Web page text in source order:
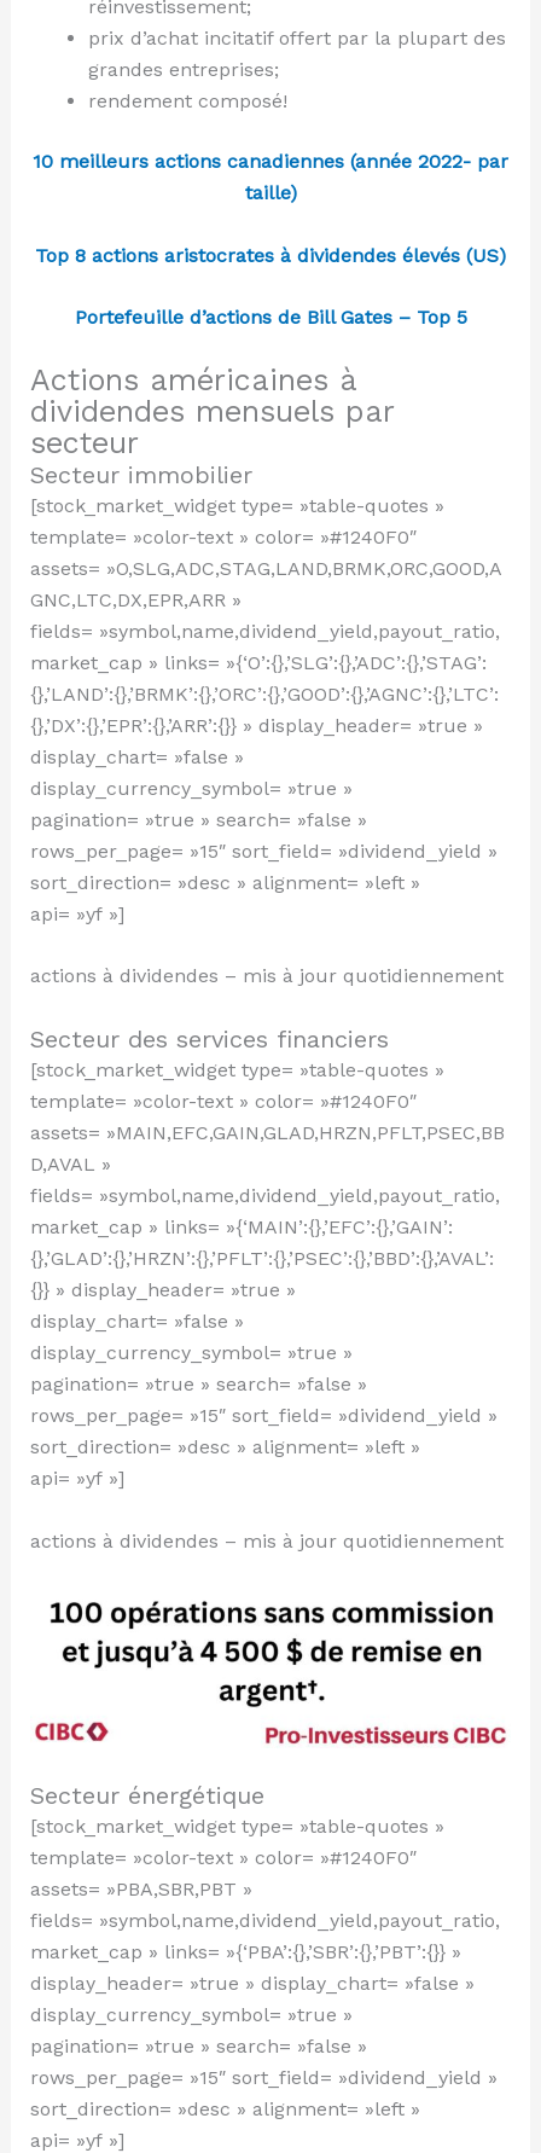
réinvestissement;
prix d’achat incitatif offert par la plupart des
grandes entreprises;
rendement composé!
10 meilleurs actions canadiennes (année 2022- par
taille)
Top 8 actions aristocrates à dividendes élevés (US)
Portefeuille d’actions de Bill Gates – Top 5
Actions américaines à
dividendes mensuels par
secteur
Secteur immobilier
[stock_market_widget type= »table-quotes »
template= »color-text » color= »#1240F0″
assets= »O,SLG,ADC,STAG,LAND,BRMK,ORC,GOOD,A
GNC,LTC,DX,EPR,ARR »
fields= »symbol,name,dividend_yield,payout_ratio,
market_cap » links= »{‘O’:{},’SLG’:{},’ADC’:{},’STAG’:
{},’LAND’:{},’BRMK’:{},’ORC’:{},’GOOD’:{},’AGNC’:{},’LTC’:
{},’DX’:{},’EPR’:{},’ARR’:{}} » display_header= »true »
display_chart= »false »
display_currency_symbol= »true »
pagination= »true » search= »false »
rows_per_page= »15″ sort_field= »dividend_yield »
sort_direction= »desc » alignment= »left »
api= »yf »]
actions à dividendes – mis à jour quotidiennement
Secteur des services financiers
[stock_market_widget type= »table-quotes »
template= »color-text » color= »#1240F0″
assets= »MAIN,EFC,GAIN,GLAD,HRZN,PFLT,PSEC,BB
D,AVAL »
fields= »symbol,name,dividend_yield,payout_ratio,
market_cap » links= »{‘MAIN’:{},’EFC’:{},’GAIN’:
{},’GLAD’:{},’HRZN’:{},’PFLT’:{},’PSEC’:{},’BBD’:{},’AVAL’:
{}} » display_header= »true »
display_chart= »false »
display_currency_symbol= »true »
pagination= »true » search= »false »
rows_per_page= »15″ sort_field= »dividend_yield »
sort_direction= »desc » alignment= »left »
api= »yf »]
actions à dividendes – mis à jour quotidiennement
Secteur énergétique
[stock_market_widget type= »table-quotes »
template= »color-text » color= »#1240F0″
assets= »PBA,SBR,PBT »
fields= »symbol,name,dividend_yield,payout_ratio,
market_cap » links= »{‘PBA’:{},’SBR’:{},’PBT’:{}} »
display_header= »true » display_chart= »false »
display_currency_symbol= »true »
pagination= »true » search= »false »
rows_per_page= »15″ sort_field= »dividend_yield »
sort_direction= »desc » alignment= »left »
api= »yf »]